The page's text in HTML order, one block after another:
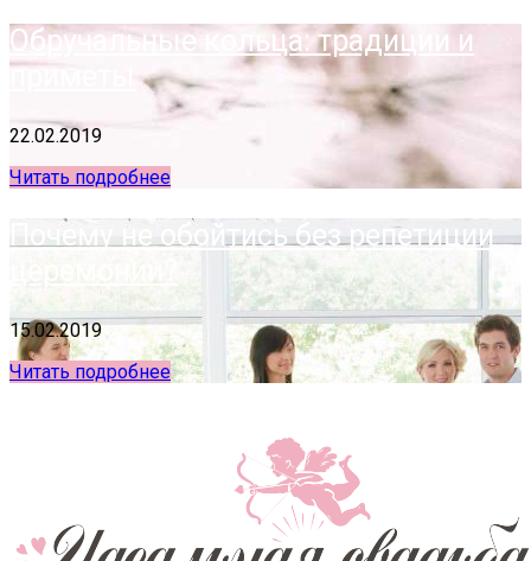
Обручальные кольца: традиции и
приметы
22.02.2019
Читать подробнее
Почему не обойтись без репетиции
церемонии?
15.02.2019
Читать подробнее